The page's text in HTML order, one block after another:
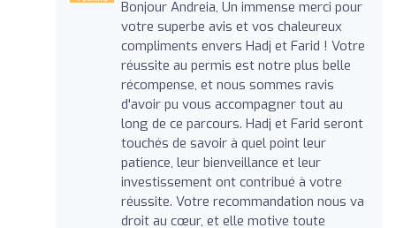
Bonjour Andreia, Un immense merci pour
votre superbe avis et vos chaleureux
compliments envers Hadj et Farid ! Votre
réussite au permis est notre plus belle
récompense, et nous sommes ravis
d'avoir pu vous accompagner tout au
long de ce parcours. Hadj et Farid seront
touchés de savoir à quel point leur
patience, leur bienveillance et leur
investissement ont contribué à votre
réussite. Votre recommandation nous va
droit au cœur, et elle motive toute